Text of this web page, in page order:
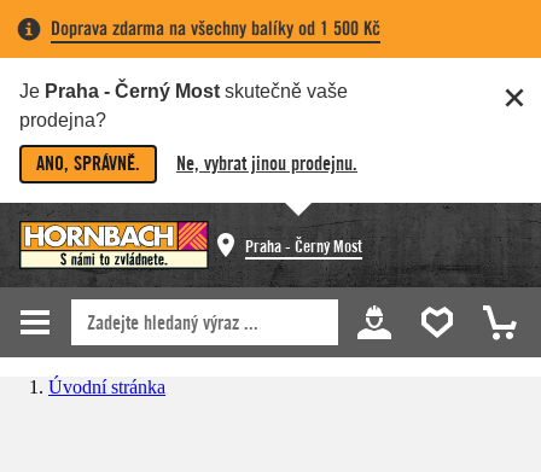
Doprava zdarma na všechny balíky od 1 500 Kč
Je Praha - Černý Most skutečně vaše
prodejna?
ANO, SPRÁVNĚ. Ne, vybrat jinou prodejnu.
Praha - Černý Most
Úvodní stránka